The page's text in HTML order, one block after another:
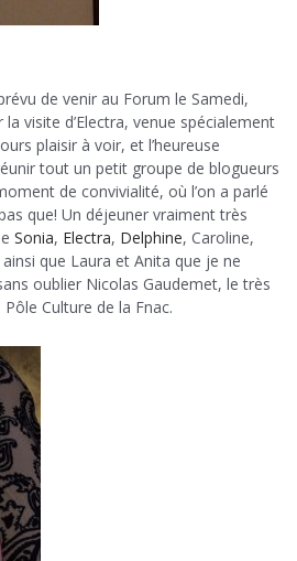
de venir au Forum le Samedi,
visite d’Electra, venue spécialement
plaisir à voir, et l’heureuse
tout un petit groupe de blogueurs
de convivialité, où l’on a parlé
que! Un déjeuner vraiment très
Sonia, Electra, Delphine, Caroline,
que Laura et Anita que je ne
oublier Nicolas Gaudemet, le très
Culture de la Fnac.